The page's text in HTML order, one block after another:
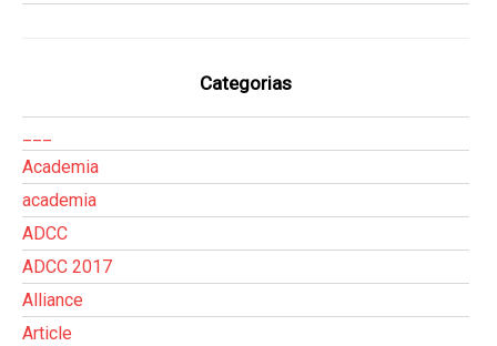
Categorias
Academia
academia
ADCC
ADCC 2017
Alliance
Article